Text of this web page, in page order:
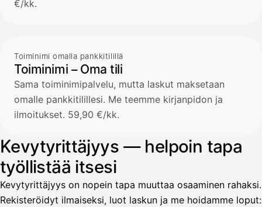
€/kk.
Toiminimi omalla pankkitilillä
Toiminimi – Oma tili
Sama toiminimipalvelu, mutta laskut maksetaan
omalle pankkitilillesi. Me teemme kirjanpidon ja
ilmoitukset. 59,90 €/kk.
Kevytyrittäjyys — helpoin tapa
työllistää itsesi
Kevytyrittäjyys on nopein tapa muuttaa osaaminen rahaksi.
Rekisteröidyt ilmaiseksi, luot laskun ja me hoidamme loput: